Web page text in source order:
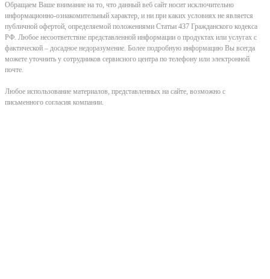
Обращаем Ваше внимание на то, что данный веб сайт носит исключительно
информационно-ознакомительный характер, и ни при каких условиях не является
публичной офертой, определяемой положениями Статьи 437 Гражданского кодекса
РФ. Любое несоответствие представленной информации о продуктах или услугах с
фактической – досадное недоразумение. Более подробную информацию Вы всегда
можете уточнить у сотрудников сервисного центра по телефону или электронной
почте.
Любое использование материалов, представленных на сайте, возможно с
письменного согласия компании.